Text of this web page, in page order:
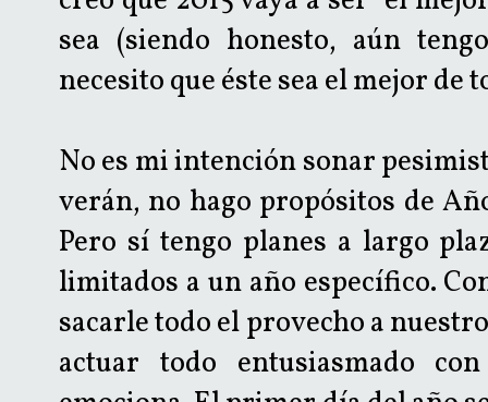
sea (siendo honesto, aún
necesito que éste sea el mejor de
No es mi intención sonar
verán, no hago propósitos de
Pero sí tengo planes a largo
limitados a un año específico.
sacarle todo el provecho a
actuar todo entusiasmado